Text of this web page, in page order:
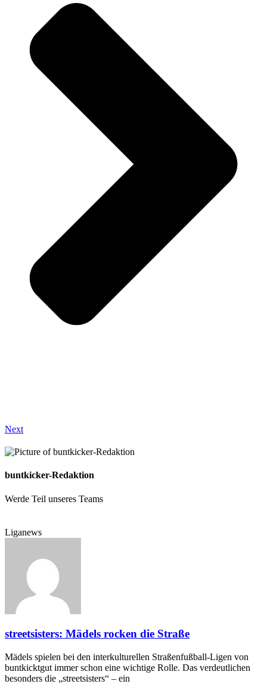
Next
buntkicker-Redaktion
Werde Teil unseres Teams
Liganews
streetsisters: Mädels rocken die Straße
Mädels spielen bei den interkulturellen Straßenfußball-Ligen von
buntkicktgut immer schon eine wichtige Rolle. Das verdeutlichen
besonders die „streetsisters“ – ein